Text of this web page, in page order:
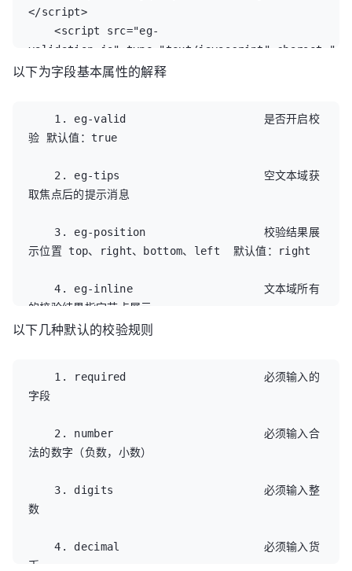
</script>
<script src="eg-
validation.js" type="text/javascript"
8"></script>
<div class='well'>
horizontal" id="form" action="###">
<div >QQ:
valid="true" name="email"  eg-tips="请输入QQ
号" eg-qq  eg-success="校验通过"  > </div>
valid eg-email="正确的邮箱" eg-tips="请输入邮
</div>
录</button>
</form>
<script type="text/javascript" charset="utf-
$(function () {
$('#form').validation();
</script>
</body>
以下为字段基本属性的解释
1. eg-valid                     是否开启校
验 默认值：true
2. eg-tips                      空文本域获
取焦点后的提示消息
3. eg-position                  校验结果展
示位置 top、right、bottom、left  默认值：right
4. eg-inline                    文本域所有
的校验结果指定节点展示
6. eg-{校验规则名}-param         校验规则对
用","(逗号)隔开
的校验规则校验结果指定节点展示
验通过后的提示信息  默认值： 校验通过
以下几种默认的校验规则
1. required                     必须输入的
字段
2. number                       必须输入合
法的数字（负数，小数）
3. digits                       必须输入整
数
4. decimal                      必须输入货
币